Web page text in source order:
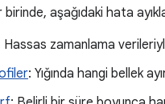
birinde, aşağıdaki hata
Hassas zamanlama
: Yığında hangi bellek